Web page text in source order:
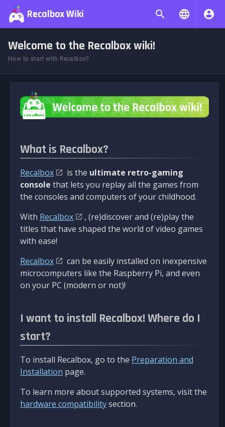
Recalbox Wiki
Welcome to the Recalbox wiki!
How to start with Recalbox?
What is Recalbox?
Recalbox is the ultimate retro-gaming
console that lets you replay all the games from
the consoles and computers of your childhood.
With Recalbox
, (re)discover and (re)play the
titles that have shaped the world of video games
with ease!
Recalbox
can be easily installed on inexpensive
microcomputers like the Raspberry Pi, and even
on your PC (modern or not)!
I want to install Recalbox! Where do I
start?
To install Recalbox, go to the Preparation and
Installation page.
To learn more about supported systems, visit the
hardware compatibilitysection.